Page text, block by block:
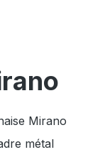
Mirano
métal